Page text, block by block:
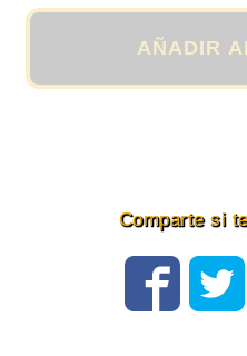
para
en
AÑADIR
Comparte si